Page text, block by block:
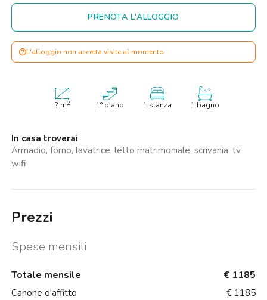
PRENOTA L'ALLOGGIO
L'alloggio non accetta visite al momento
? m2 1° piano 1 stanza 1 bagno
In casa troverai
Armadio, forno, lavatrice, letto matrimoniale, scrivania, tv,
wifi
Prezzi
Spese mensili
Totale mensile € 1185
Canone d'affitto
€ 1185